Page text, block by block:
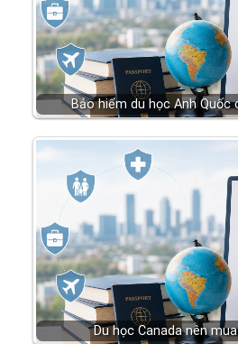
Bảo hiểm du học Anh Quốc
Du học Canada nên